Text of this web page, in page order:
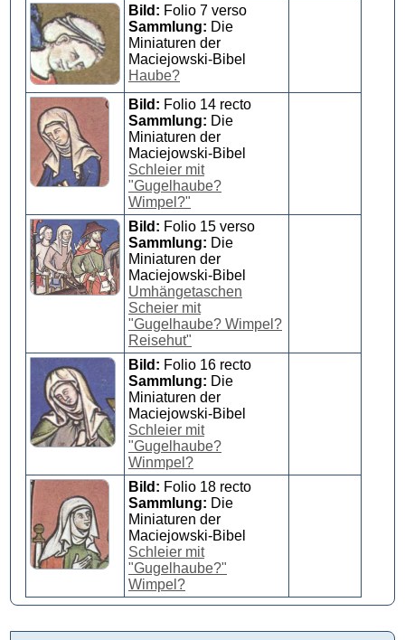
Bild: Folio 7 verso
Sammlung: Die
Miniaturen der
Maciejowski-Bibel
Haube?
Bild: Folio 14 recto
Sammlung: Die
Miniaturen der
Maciejowski-Bibel
Schleier mit
"Gugelhaube?
Wimpel?"
Bild: Folio 15 verso
Sammlung: Die
Miniaturen der
Maciejowski-Bibel
Umhängetaschen
Scheier mit
"Gugelhaube? Wimpel?
Reisehut"
Bild: Folio 16 recto
Sammlung: Die
Miniaturen der
Maciejowski-Bibel
Schleier mit
"Gugelhaube?
Winmpel?
Bild: Folio 18 recto
Sammlung: Die
Miniaturen der
Maciejowski-Bibel
Schleier mit
"Gugelhaube?"
Wimpel?